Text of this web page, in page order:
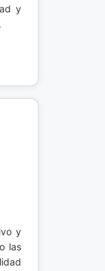
y
y
las